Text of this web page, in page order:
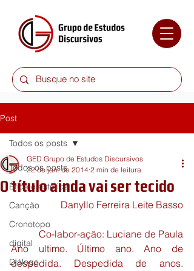
Post
Todos os posts
Ética e estética
Canção
Cronotopo
digital
Diálogo
Todos os posts
O título ainda vai ser tecido
GED Grupo de Estudos Discursivos
22 de jan. de 2014 2 min de leitura
Danyllo Ferreira Leite Basso
Co-labor-ação: Luciane de Paula
Ano ultimo. Último ano. Ano de
despedida. Despedida de anos.